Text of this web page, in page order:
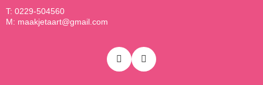
T: 0229-504560
M: maakjetaart@gmail.com